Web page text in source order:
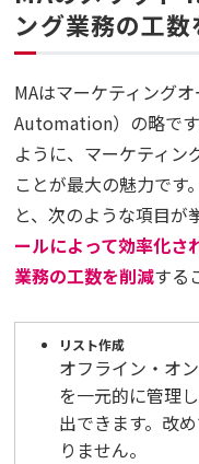
ング業務の工
MAはマーケティング
Automation）の略で
ように、マーケティン
ことが最大の魅力です
と、次のような項目が
ールによって効率化さ
業務の工数を削減する
リスト作成
オフライン・オ
を一元的に管理
出できます。改
りません。